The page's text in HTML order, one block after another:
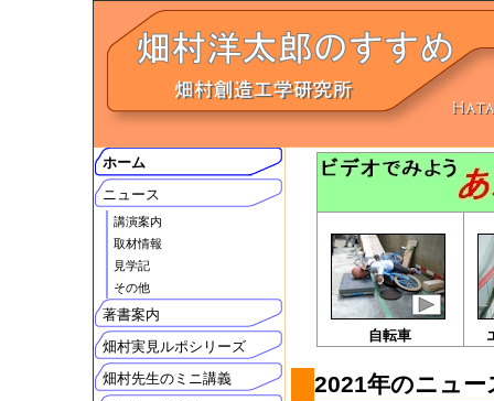
ホーム
ニュース
講演案内
取材情報
見学記
その他
著書案内
畑村実見ルポシリーズ
畑村先生のミニ講義
自転車
2021年のニュー